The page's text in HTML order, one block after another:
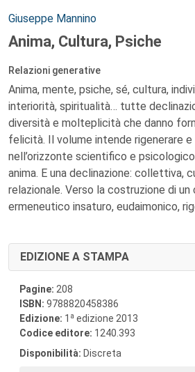
Autori:
Giuseppe Mannino
Anima, Cultura, Psiche
Relazioni generative
Anima, mente, psiche, sé, cultura,
interiorità, spiritualità… tutte
diversità e molteplicità che danno
felicità. Il volume intende rigenerare e
nell’orizzonte scientifico e
anima. E una declinazione: collettiva,
relazionale. Verso la costruzione di
ermeneutico insaturo, eudaimonico,
EDIZIONE A STAMPA
Pagine: 208
ISBN: 9788820458386
Edizione: 1 a edizione 2013
Codice editore: 1240.393
Disponibilità: Discreta